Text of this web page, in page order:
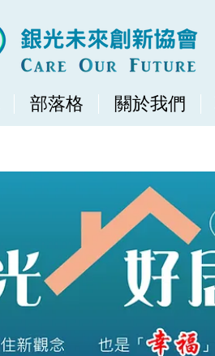
部落格 關於我們